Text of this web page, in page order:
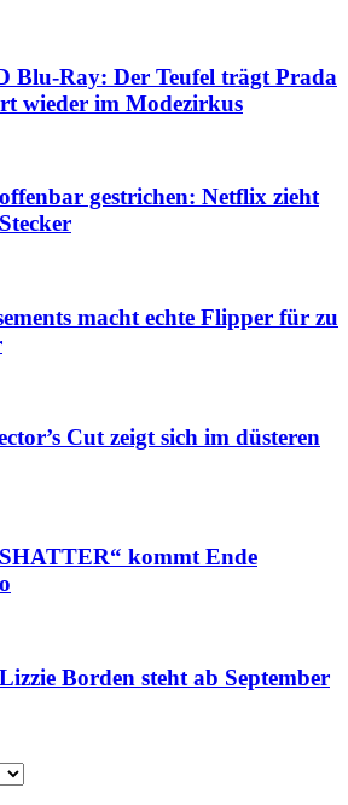
Blu-Ray: Der Teufel trägt Prada
wieder im Modezirkus
gestrichen: Netflix zieht
macht echte Flipper für zu
Cut zeigt sich im düsteren
kommt Ende
Borden steht ab September